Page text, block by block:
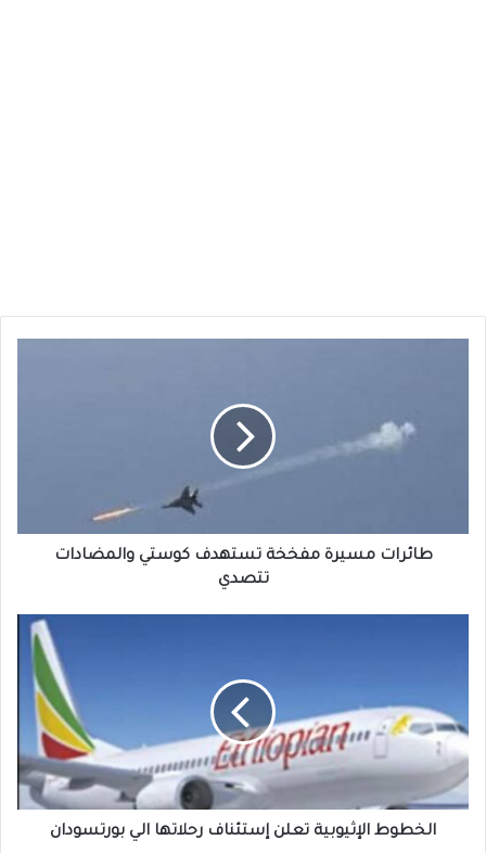
طائرات مسيرة مفخخة تستهدف كوستي والمضادات
تتصدي
رحلاتها
الي
بورتسودان
الخطوط الإثيوبية تعلن إستئناف رحلاتها الي بورتسودان